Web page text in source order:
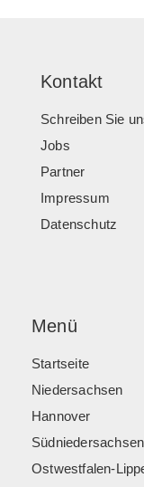
Kontakt
Schreiben Sie
Jobs
Partner
Impressum
Datenschutz
Menü
Startseite
Niedersachsen
Hannover
Südniedersachsen
Ostwestfalen-